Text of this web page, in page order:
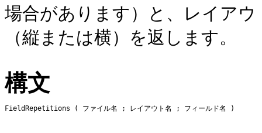
場合があります）と、レイア
（縦または横）を返します。
構文
FieldRepetitions ( ファイル名 ; レイアウト名 ; フィールド名 )